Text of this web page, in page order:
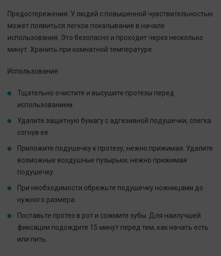
Предостережения: У людей с повышенной чувствительностью
может появиться легкое покалывание в начале
использования. Это безопасно и проходит через несколько
минут. Хранить при комнатной температуре.
Использование:
Тщательно очистите и высушите протезы перед
использованием.
Удалите защитную бумагу с адгезивной подушечки, слегка
согнув ее.
Приложите подушечку к протезу, нежно прижимая. Удалите
возможные воздушные пузырьки, нежно прижимая
подушечку.
При необходимости обрежьте подушечку ножницами до
нужного размера.
Поставьте протез в рот и сожмите зубы. Для наилучшей
фиксации подождите 15 минут перед тем, как начать есть
или пить.